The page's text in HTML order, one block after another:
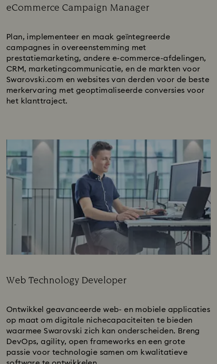
eCommerce Campaign Manager
Plan, implementeer en maak geïntegreerde
campagnes in overeenstemming met
prestatiemarketing, andere e-commerce-afdelingen,
CRM, marketingcommunicatie, en de markten voor
Swarovski.com en websites van derden voor de beste
merkervaring met geoptimaliseerde conversies voor
het klanttraject.
Web Technology Developer
Ontwikkel geavanceerde web- en mobiele applicaties
op maat om digitale nichecapaciteiten te bieden
waarmee Swarovski zich kan onderscheiden. Breng
DevOps, agility, open frameworks en een grote
passie voor technologie samen om kwalitatieve